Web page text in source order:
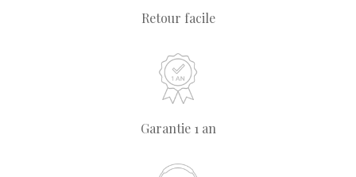
Retour facile
Garantie 1 an